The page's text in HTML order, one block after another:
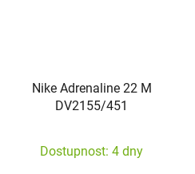
Nike Adrenaline 22 M
DV2155/451
Dostupnost: 4 dny